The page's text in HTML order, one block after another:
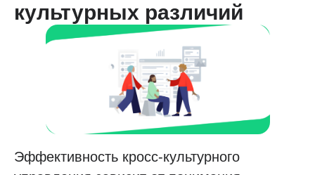
культурных различий
Эффективность кросс-культурного